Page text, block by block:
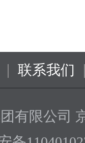
| 联系我们
有限公司